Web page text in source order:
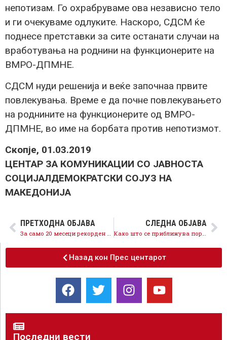
непотизам. Го охрабруваме ова независно тело
и ги очекуваме одлуките. Наскоро, СДСМ ќе
поднесе претставки за сите останати случаи на
вработувања на роднини на функционерите на
ВМРО-ДПМНЕ.
СДСМ нуди решенија и веќе започнаа првите
повлекувања. Време е да почне повлекувањето
на роднините на функционерите од ВМРО-
ДПМНЕ, во име на борбата против непотизмот.
Скопје, 01.03.2019
ЦЕНТАР ЗА КОМУНИКАЦИИ СО ЈАВНОСТА
СОЦИЈАЛДЕМОКРАТСКИ СОЈУЗ НА
МАКЕДОНИЈА
ПРЕТХОДНА ОБЈАВА СЛЕДНА ОБЈАВА
Назад кон Прес центарот
Последни вести